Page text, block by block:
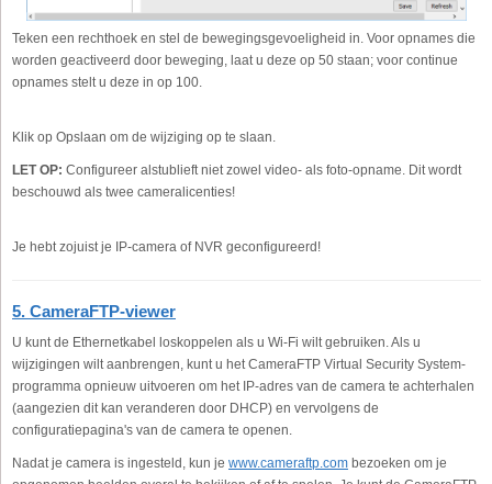
Teken een rechthoek en stel de bewegingsgevoeligheid in. Voor opnames die
worden geactiveerd door beweging, laat u deze op 50 staan; voor continue
opnames stelt u deze in op 100.
Klik op Opslaan om de wijziging op te slaan.
LET OP: Configureer alstublieft niet zowel video- als foto-opname. Dit wordt
beschouwd als twee cameralicenties!
Je hebt zojuist je IP-camera of NVR geconfigureerd!
5. CameraFTP-viewer
U kunt de Ethernetkabel loskoppelen als u Wi-Fi wilt gebruiken. Als u
wijzigingen wilt aanbrengen, kunt u het CameraFTP Virtual Security System-
programma opnieuw uitvoeren om het IP-adres van de camera te achterhalen
(aangezien dit kan veranderen door DHCP) en vervolgens de
configuratiepagina's van de camera te openen.
Nadat je camera is ingesteld, kun je www.cameraftp.com bezoeken om je